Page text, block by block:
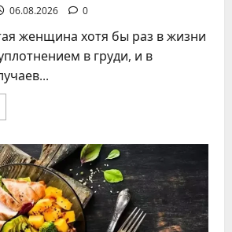
06.08.2026 0
женщина хотя бы раз в жизни
в груди, и в